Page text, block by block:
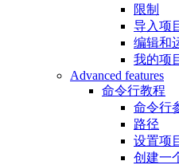
限制
导入项
编辑和
我的项
Advanced features
命令行教程
命令行
路径
设置项
创建一